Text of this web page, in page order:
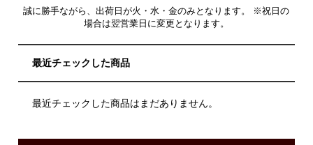
誠に勝手ながら、出荷日が火・水・金のみとなります。 ※祝日の
場合は翌営業日に変更となります。
最近チェックした商品
最近チェックした商品はまだありません。